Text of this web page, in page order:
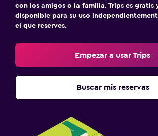
con los amigos o la familia. Trips es gratis
disponible para su uso
el que reserves.
Empezar a usar Trips
Buscar mis reservas